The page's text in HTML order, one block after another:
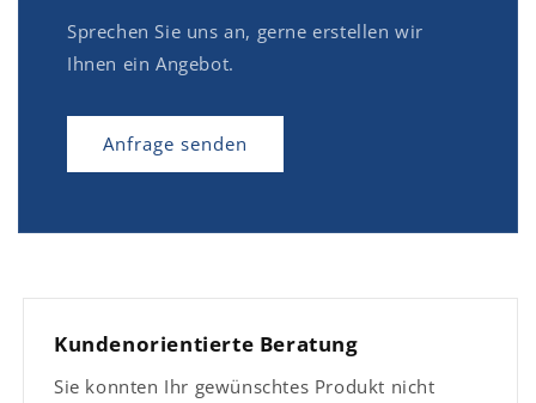
Sprechen Sie uns an, gerne erstellen wir
Ihnen ein Angebot.
Anfrage senden
Kundenorientierte Beratung
Sie konnten Ihr gewünschtes Produkt nicht